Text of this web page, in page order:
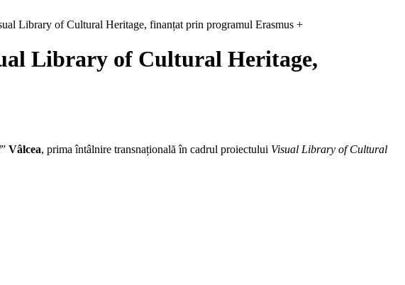
Library of Cultural Heritage, finanțat prin programul Erasmus +
Library of Cultural Heritage,
” Vâlcea, prima întâlnire transnațională în cadrul proiectului Visual Library of Cultural